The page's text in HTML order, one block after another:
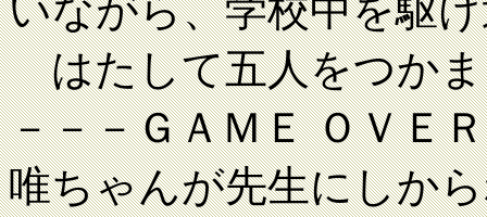
いながら、学校中を駆
はたして五人をつかま
－－－ＧＡＭＥ ＯＶＥ
唯ちゃんが先生にしか